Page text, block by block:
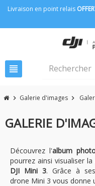
Livraison en point relais
view_headline
chevron_right Galerie d'images chevron_right
GALERIE
Découvrez l'album
pourrez ainsi visualiser
DJI Mini 3. Grâce à
drone Mini 3 vous donne